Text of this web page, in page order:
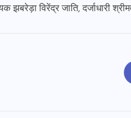
झबरेड़ा विरेंद्र जाति, दर्जाधारी